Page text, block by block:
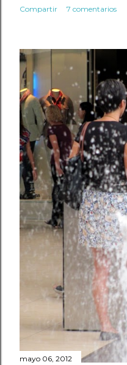
Compartir 7 comentarios
mayo 06, 2012